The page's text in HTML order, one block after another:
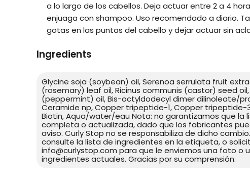
a lo largo de los cabellos. Deja actuar entre 2 a 4
enjuaga con shampoo. Uso recomendado a diario.
gotas en las puntas del cabello y dejar actuar sin
Ingredients
Glycine soja (soybean) oil, Serenoa serrulata fruit
(rosemary) leaf oil, Ricinus communis (castor) seed
(peppermint) oil, Bis-octyldodecyl dimer dilinoleate/​
Ceramide np, Copper tripeptide-1, Copper tripeptide-
Biotin, Aqua/water/eau Nota: no garantizamos que la
completa o actualizada, dado que los fabricantes
aviso. Curly Stop no se responsabiliza de dicho
consulte la lista de ingredientes en la etiqueta, o
info@curlystop.com para que le enviemos una foto o
ingredientes actuales. Gracias por su comprensión.